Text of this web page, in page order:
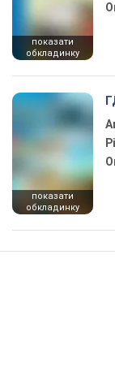
показати
обкладинку
показати
обкладинку